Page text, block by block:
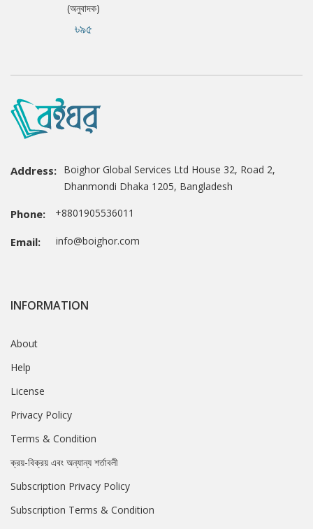
(অনুবাদক)
৳৯৫
Address: Boighor Global Services Ltd House 32, Road 2,
Dhanmondi Dhaka 1205, Bangladesh
Phone: +8801905536011
Email: info@boighor.com
INFORMATION
About
Help
License
Privacy Policy
Terms & Condition
ক্রয়-বিক্রয় এবং অন্যান্য শর্তাবলী
Subscription Privacy Policy
Subscription Terms & Condition